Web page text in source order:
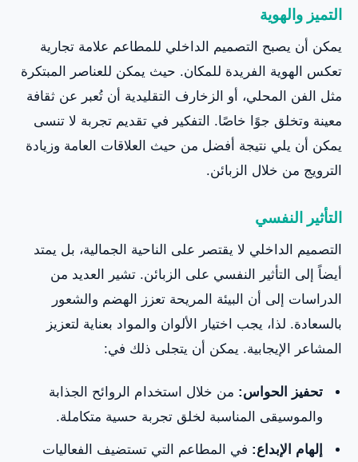
التميز والهوية
يمكن أن يصبح التصميم الداخلي للمطاعم علامة تجارية
تعكس الهوية الفريدة للمكان. حيث يمكن للعناصر المبتكرة
مثل الفن المحلي، أو الزخارف التقليدية أن تُعبر عن ثقافة
معينة وتخلق جوًا خاصًا. التفكير في تقديم تجربة لا تنسى
يمكن أن يلي نتيجة أفضل من حيث العلاقات العامة وزيادة
الترويج من خلال الزبائن.
التأثير النفسي
التصميم الداخلي لا يقتصر على الناحية الجمالية، بل يمتد
أيضاً إلى التأثير النفسي على الزبائن. تشير العديد من
الدراسات إلى أن البيئة المريحة تعزز الهضم والشعور
بالسعادة. لذا، يجب اختيار الألوان والمواد بعناية لتعزيز
المشاعر الإيجابية. يمكن أن يتجلى ذلك في:
تحفيز الحواس: من خلال استخدام الروائح الجذابة
والموسيقى المناسبة لخلق تجربة حسية متكاملة.
إلهام الإبداع: في المطاعم التي تستضيف الفعاليات